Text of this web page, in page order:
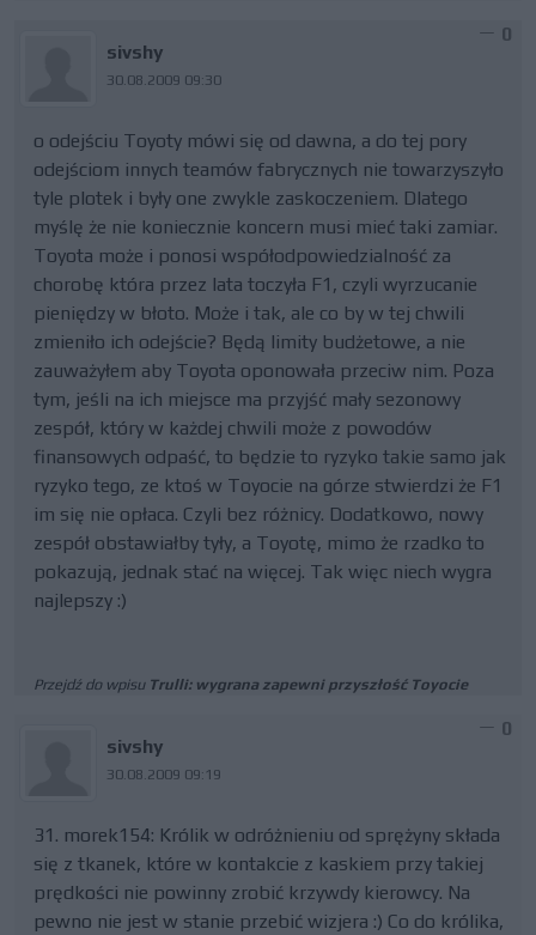
sivshy
30.08.2009 09:30
0
o odejściu Toyoty mówi się od dawna, a do tej pory
odejściom innych teamów fabrycznych nie towarzyszyło
tyle plotek i były one zwykle zaskoczeniem. Dlatego
myślę że nie koniecznie koncern musi mieć taki zamiar.
Toyota może i ponosi współodpowiedzialność za
chorobę która przez lata toczyła F1, czyli wyrzucanie
pieniędzy w błoto. Może i tak, ale co by w tej chwili
zmieniło ich odejście? Będą limity budżetowe, a nie
zauważyłem aby Toyota oponowała przeciw nim. Poza
tym, jeśli na ich miejsce ma przyjść mały sezonowy
zespół, który w każdej chwili może z powodów
finansowych odpaść, to będzie to ryzyko takie samo jak
ryzyko tego, ze ktoś w Toyocie na górze stwierdzi że F1
im się nie opłaca. Czyli bez różnicy. Dodatkowo, nowy
zespół obstawiałby tyły, a Toyotę, mimo że rzadko to
pokazują, jednak stać na więcej. Tak więc niech wygra
najlepszy :)
Przejdź do wpisu Trulli: wygrana zapewni przyszłość Toyocie
sivshy
30.08.2009 09:19
0
31. morek154: Królik w odróżnieniu od sprężyny składa
się z tkanek, które w kontakcie z kaskiem przy takiej
prędkości nie powinny zrobić krzywdy kierowcy. Na
pewno nie jest w stanie przebić wizjera :) Co do królika,